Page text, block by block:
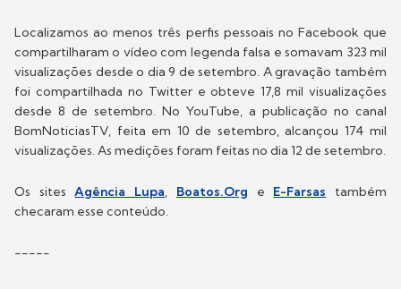
Localizamos ao menos três perfis pessoais no Facebook que
compartilharam o vídeo com legenda falsa e somavam 323 mil
visualizações desde o dia 9 de setembro. A gravação também
foi compartilhada no Twitter e obteve 17,8 mil visualizações
desde 8 de setembro. No YouTube, a publicação no canal
BomNoticiasTV, feita em 10 de setembro, alcançou 174 mil
visualizações. As medições foram feitas no dia 12 de setembro.
Os sitesAgência Lupa, Boatos.Org e E-Farsas também
checaram esse conteúdo.
-----